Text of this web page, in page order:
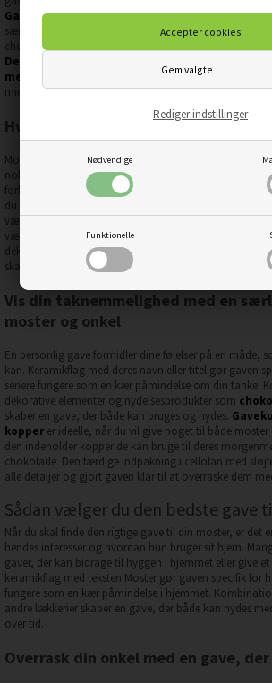
Nødvendige
Funktionelle
Rediger indstillinger
Gavekurvemed personlige detaljer som keramikflag
særlig kombination af det praktiske og det
chokolade og andre lækkerier gør gaven til en oplevelse
Den lille gave til moster med keramikflag
med flag og øl
viser, hvordan personlige elementer
mindeværdig.
Hvorfor give en gave til moster og
Moster og onkel indtager ofte en særlig plads i
nok til at være fortrolige, men har samtidig en frihed
forholdet specielt. En gave til dem anerkender deres
du værdsætter den kærlighed og støtte, de har givet dig
være ved særlige lejligheder som fødselsdage, jul eller
være en spontan gestus for at vise taknemmelighed.
dekorative elementer og spiselige godbidder appellerer
skaber en oplevelse, der kan deles og nydes over tid.
Vis din taknemmelighed med en
moster og onkel
En personlig gave formidler dine følelser på en måde,
kan. Keramikflag med deres navn eller titel gør gaven
senere fungere som en kær påmindelse om din tanke.
dekorative elementer og nydelsesprodukter som
skaber en gave, der både kan bruges og nydes.
kopper er ideelle, når du vil give noget til både
den indeholder kopper de kan bruge til deres
chokolade. Den færdige indpakning i cellofan med
alle detaljer og gjort gaven klar til at overraske dem
Sådan vælger du den bedste gave
Når du skal finde den rigtige gave til din moster, er det
hendes interesser og hvordan hun bruger sit hjem.
gaver, der kan bidrage til hyggen i hjemmet eller give
keramikflag med teksten Moster gør gaven specifik for
fungere som en kær påmindelse i hjemmet.
andre lækkerier skaber en gave, der både kan nydes
over tid.
Overrask din onkel med en gave,